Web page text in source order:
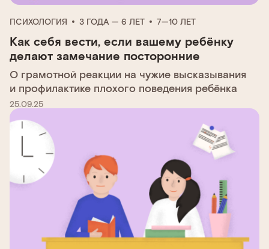
ПСИХОЛОГИЯ 3 ГОДА — 6 ЛЕТ 7—10 ЛЕТ
Как себя вести, если вашему ребёнку
делают замечание посторонние
О грамотной реакции на чужие высказывания
и профилактике плохого поведения ребёнка
25.09.25